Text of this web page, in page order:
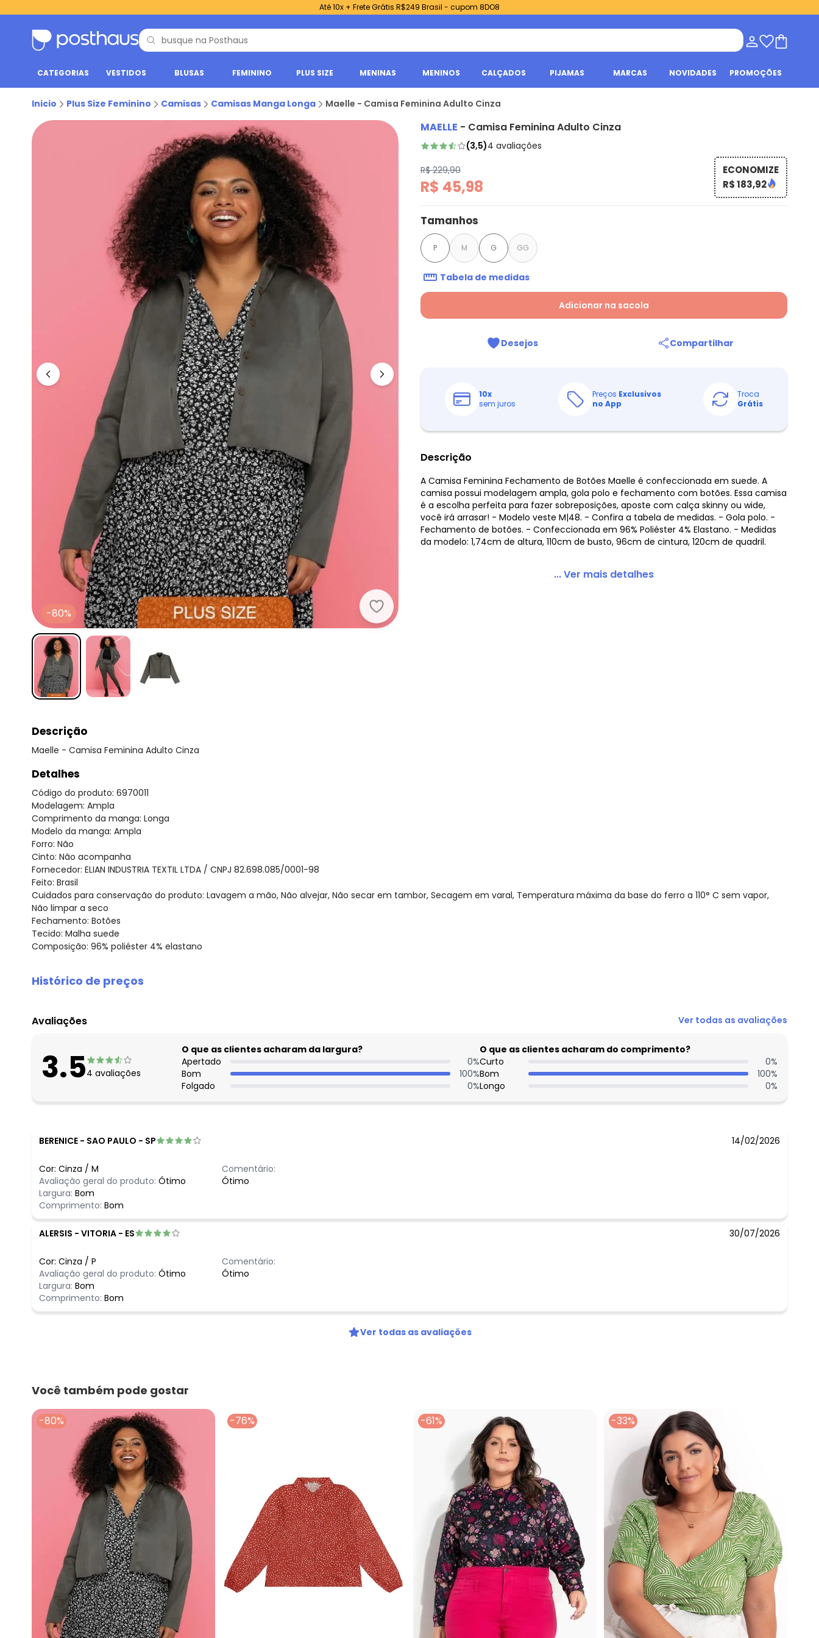
Até 10x + Frete Grátis R$249 Brasil - cupom 8DO8
CATEGORIAS VESTIDOS BLUSAS FEMININO PLUS SIZE MENINAS MENINOS CALÇADOS PIJAMAS MARCAS NOVIDADES PROMOÇÕES
Inicio Plus Size Feminino Camisas Camisas Manga Longa Maelle - Camisa Feminina Adulto Cinza
Maelle - Camisa Feminina Adulto Cinza
-80%
MAELLE - Camisa Feminina Adulto Cinza
(3,5)4 avaliações
R$ 229,90
R$ 45,98
ECONOMIZE
R$ 183,92
Tamanhos
P M G GG
Tabela de medidas
Adicionar na sacola
Desejos Compartilhar
10x
sem juros
Preços Exclusivos
no App
Troca
Grátis
Descrição
A Camisa Feminina Fechamento de Botões Maelle é confeccionada em suede. A
camisa possui modelagem ampla, gola polo e fechamento com botões. Essa camisa
é a escolha perfeita para fazer sobreposições, aposte com calça skinny ou wide,
você irá arrasar! - Modelo veste M|48. - Confira a tabela de medidas. - Gola polo. -
Fechamento de botões. - Confeccionada em 96% Poliéster 4% Elastano. - Medidas
da modelo: 1,74cm de altura, 110cm de busto, 96cm de cintura, 120cm de quadril.
... Ver mais detalhes
Descrição
Maelle - Camisa Feminina Adulto Cinza
Detalhes
Código do produto: 6970011
Modelagem: Ampla
Comprimento da manga: Longa
Modelo da manga: Ampla
Forro: Não
Cinto: Não acompanha
Fornecedor: ELIAN INDUSTRIA TEXTIL LTDA / CNPJ 82.698.085/0001-98
Feito: Brasil
Cuidados para conservação do produto: Lavagem a mão, Não alvejar, Não secar em tambor, Secagem em varal, Temperatura máxima da base do ferro a 110° C sem vapor,
Não limpar a seco
Fechamento: Botões
Tecido: Malha suede
Composição: 96% poliéster 4% elastano
Histórico de preços
agosto/2026
N/D*
maio/2026 R$ 45,98
abril/2026 R$ 45,98
R$ 45,98
fevereiro/2026 R$ 45,98
Avaliações Ver todas as avaliações
3.54 avaliações
O que as clientes acharam da largura?
Apertado
0%
Bom
100%
Folgado
0%
O que as clientes acharam do comprimento?
Curto
0%
Bom
100%
Longo
0%
BERENICE - SAO PAULO - SP 14/02/2026
Cor: Cinza / M
Avaliação geral do produto: Ótimo
Largura: Bom
Comprimento: Bom
Comentário:
Ótimo
ALERSIS - VITORIA - ES 30/07/2026
Cor: Cinza / P
Avaliação geral do produto: Ótimo
Largura: Bom
Comprimento: Bom
Comentário:
Ótimo
Ver todas as avaliações
Você também pode gostar
-80% -76% -61% -33%
Nome
Digite seu e-mail
Telefone
Ao enviar o cadastro, você concorda com a nossa
Política de
Privacidade